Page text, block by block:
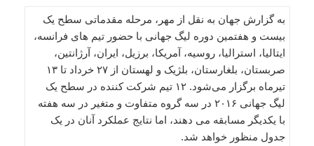
به گزارش جهان به نقل از مهر، مرحله مقدماتی سطح یک
بیست و هفتمین دوره لیگ جهانی با حضور تیم های فرانسه،
ایتالیا، استرالیا، روسیه، آمریکا، برزیل، ایران، آرژانتین،
صربستان، بلغارستان، بلژیک و لهستان از ۲۷ خرداد تا ۱۳
تیرماه برگزار می‌شود. ۱۲ تیم شرکت کننده در سطح یک
لیگ جهانی ۲۰۱۶ در سه گروه متفاوت و متغیر در سه هفته
با یکدیگر مسابقه می دهند، اما نتایج عملکرد آنان در یک
جدول منظور خواهد شد.